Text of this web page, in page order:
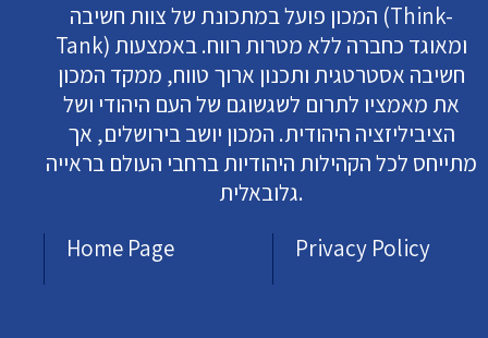
המכון פועל במתכונת של צוות חשיבה (Think-
Tank) ומאוגד כחברה ללא מטרות רווח. באמצעות
חשיבה אסטרטגית ותכנון ארוך טווח, ממקד המכון
את מאמציו לתרום לשגשוגם של העם היהודי ושל
הציביליזציה היהודית. המכון יושב בירושלים, אך
מתייחס לכל הקהילות היהודיות ברחבי העולם בראייה
גלובאלית.
Home Page
Privacy Policy